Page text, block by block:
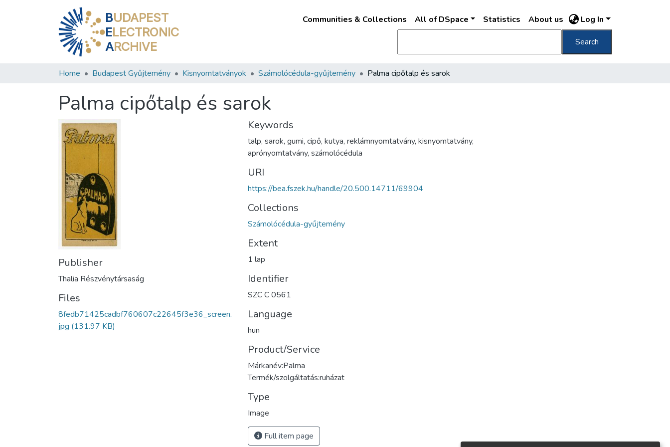
BUDAPEST
ELECTRONIC
ARCHIVE
Communities & Collections All of DSpace Statistics About us Log In
Search
Home Budapest Gyűjtemény Kisnyomtatványok Számolócédula-gyűjtemény Palma cipőtalp és sarok
Palma cipőtalp és sarok
Publisher
Thalia Részvénytársaság
Files
8fedb71425cadbf760607c22645f3e36_screen.
jpg (131.97 KB)
Keywords
talp, sarok, gumi, cipő, kutya, reklámnyomtatvány, kisnyomtatvány,
aprónyomtatvány, számolócédula
URI
https://bea.fszek.hu/handle/20.500.14711/69904
Collections
Számolócédula-gyűjtemény
Extent
1 lap
Identifier
SZC C 0561
Language
hun
Product/Service
Márkanév:Palma
Termék/szolgáltatás:ruházat
Type
Image
Full item page